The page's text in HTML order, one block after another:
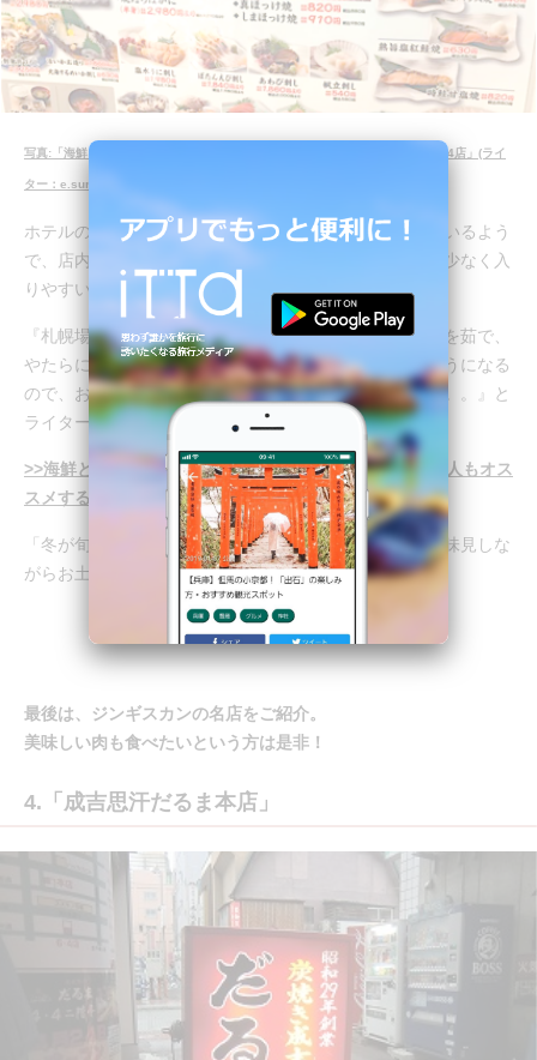
写真:「海鮮とお土産はココ！札幌市場“場外”にある、地元の人もオススメする4店」(ライ
ター：e.sumita)より
ホテルの宿泊プランの朝食場所として提携なんかもしているよう
で、店内はいつでも活気に溢れているのに、呼び込みは少なく入
りやすい雰囲気とのこと。
『札幌場外市場では、お店からの呼び込みが多く、カニを茹で、
やたらに「食べて行って！」と声をかけられ買わされそうになる
ので、お店に立ち寄りにくい雰囲気の場所があります。。。』と
ライターさん談。
>>海鮮とお土産はココ！札幌市場“場外”にある、地元の人もオス
スメする4店(ライター：e.sumita)
「冬が旬のカニを本場で食べよう！」と市場に寄って、味見しな
がらお土産も吟味するというのもいいですね。
最後は、ジンギスカンの名店をご紹介。
美味しい肉も食べたいという方は是非！
4.「成吉思汗だるま本店」